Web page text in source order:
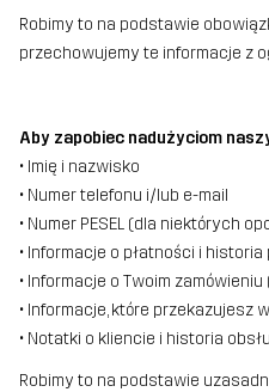
Robimy to na podstawie
przechowujemy te informacje z
Aby zapobiec nadużyciom
• Imię i nazwisko
• Numer telefonu i/lub e-mail
• Numer PESEL (dla niektórych
• Informacje o płatności i historia
• Informacje o Twoim
• Informacje, które przekazujesz
• Notatki o kliencie i historia
Robimy to na podstawie